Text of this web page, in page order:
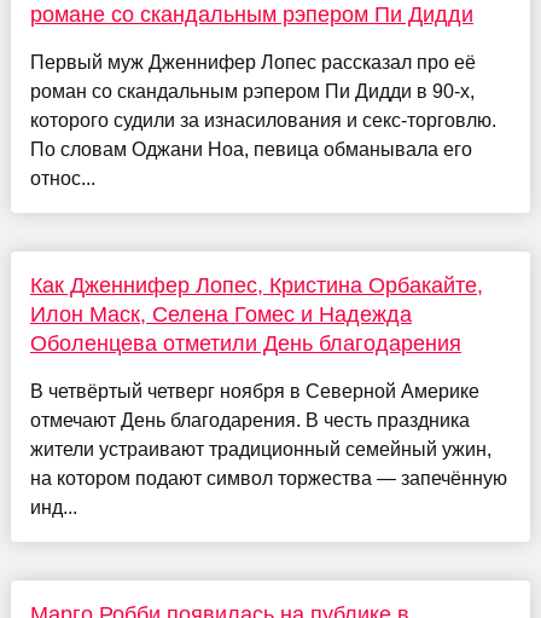
романе со скандальным рэпером Пи Дидди
Первый муж Дженнифер Лопес рассказал про её
роман со скандальным рэпером Пи Дидди в 90-х,
которого судили за изнасилования и секс-торговлю.
По словам Оджани Ноа, певица обманывала его
относ...
Как Дженнифер Лопес, Кристина Орбакайте,
Илон Маск, Селена Гомес и Надежда
Оболенцева отметили День благодарения
В четвёртый четверг ноября в Северной Америке
отмечают День благодарения. В честь праздника
жители устраивают традиционный семейный ужин,
на котором подают символ торжества — запечённую
инд...